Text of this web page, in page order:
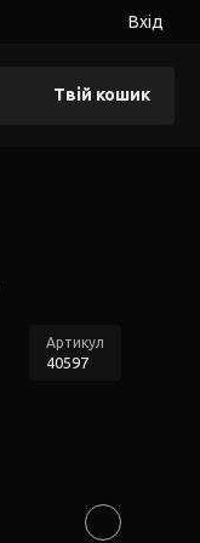
Вхід
Твій кошик
Артикул
40597